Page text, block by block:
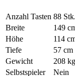
Anzahl Tasten 88 Stk.
Breite
149
Höhe
114
Tiefe
57 cm
Gewicht
208 kg
Selbstspieler
Nein